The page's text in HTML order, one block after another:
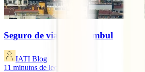
Seguro de viaje a Estambul
IATI Blog
11 minutos de lectura